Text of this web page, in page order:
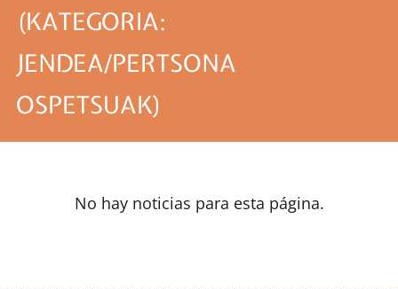
(KATEGORIA:
JENDEA/PERTSONA
OSPETSUAK)
No hay noticias para esta página.